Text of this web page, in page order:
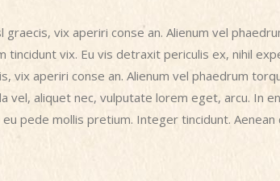
vix aperiri conse an. Alienum vel
vix. Eu vis detraxit periculis ex, nihil
vix aperiri conse an. Alienum vel phaedrum
vel, aliquet nec, vulputate lorem eget, arcu. In
pede mollis pretium. Integer tincidunt. Aenean